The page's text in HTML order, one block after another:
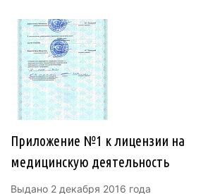
Приложение №1 к лицензии на
медицинскую деятельность
Выдано 2 декабря 2016 года